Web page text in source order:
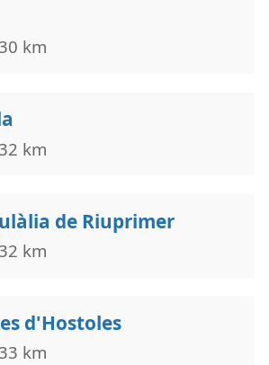
km
km
de Riuprimer
km
d'Hostoles
km